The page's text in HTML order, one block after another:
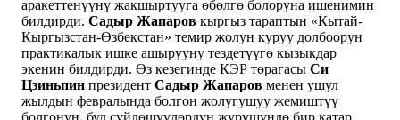
аракеттенүүнү жакшыртууга өбөлгө болоруна ишенимин
билдирди. Садыр Жапаров кыргыз тараптын «Кытай-
Кыргызстан-Өзбекстан» темир жолун куруу долбоорун
практикалык ишке ашырууну тездетүүгө кызыкдар
экенин билдирди. Өз кезегинде КЭР төрагасы Си
Цзиньпин президент Садыр Жапаров менен ушул
жылдын февралында болгон жолугушуу жемиштүү
болгонун, бул сүйлөшүүлөрдүн жүрүшүндө бир катар